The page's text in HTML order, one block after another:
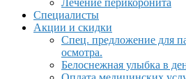
Лечение перикоронита
Специалисты
Акции и скидки
Спец. предложение для
осмотра.
Белоснежная улыбка в